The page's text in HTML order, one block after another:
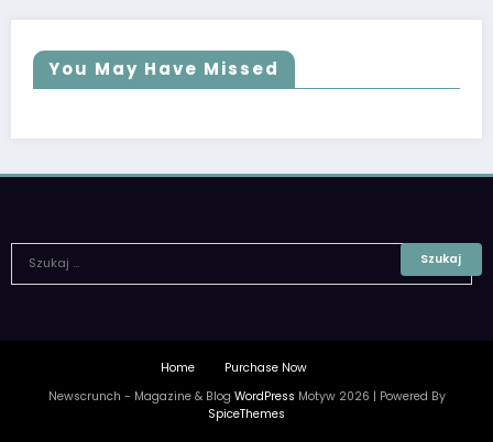
You May Have Missed
Home
Purchase Now
Newscrunch - Magazine & Blog WordPress Motyw 2026 | Powered By
SpiceThemes